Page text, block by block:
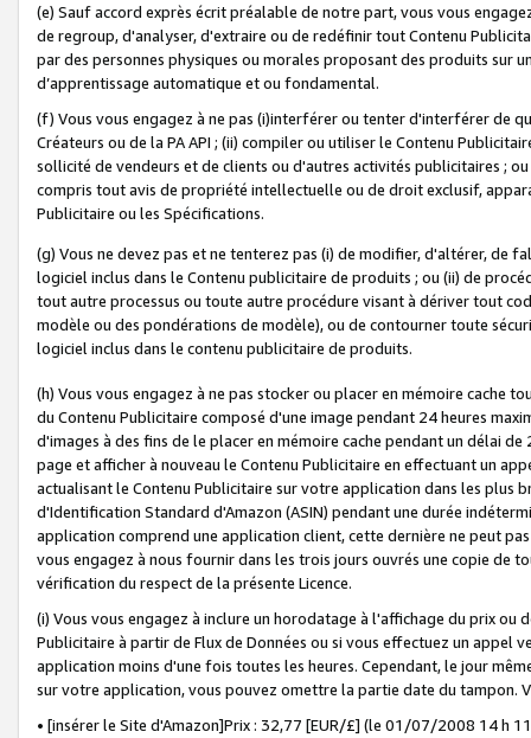
(e) Sauf accord exprès écrit préalable de notre part, vous vous
de regroup, d'analyser, d'extraire ou de redéfinir tout Contenu
par des personnes physiques ou morales proposant des produits sur
d’apprentissage automatique et ou fondamental.
(f) Vous vous engagez à ne pas (i)interférer ou tenter d'interférer de
Créateurs ou de la PA API ; (ii) compiler ou utiliser le Contenu
sollicité de vendeurs et de clients ou d'autres activités publicitaires ;
compris tout avis de propriété intellectuelle ou de droit exclusif,
Publicitaire ou les Spécifications.
(g) Vous ne devez pas et ne tenterez pas (i) de modifier, d'altérer, de
logiciel inclus dans le Contenu publicitaire de produits ; ou (ii) de
tout autre processus ou toute autre procédure visant à dériver tout
modèle ou des pondérations de modèle), ou de contourner toute
logiciel inclus dans le contenu publicitaire de produits.
(h) Vous vous engagez à ne pas stocker ou placer en mémoire cache
du Contenu Publicitaire composé d'une image pendant 24 heures
d'images à des fins de le placer en mémoire cache pendant un délai
page et afficher à nouveau le Contenu Publicitaire en effectuant un
actualisant le Contenu Publicitaire sur votre application dans les plus
d'Identification Standard d'Amazon (ASIN) pendant une durée
application comprend une application client, cette dernière ne peut
vous engagez à nous fournir dans les trois jours ouvrés une copie de
vérification du respect de la présente Licence.
(i) Vous vous engagez à inclure un horodatage à l'affichage du prix
Publicitaire à partir de Flux de Données ou si vous effectuez un appel
application moins d'une fois toutes les heures. Cependant, le jour
sur votre application, vous pouvez omettre la partie date du tampon.
• [insérer le Site d'Amazon]Prix : 32,77 [EUR/£] (le 01/07/2008 14 h